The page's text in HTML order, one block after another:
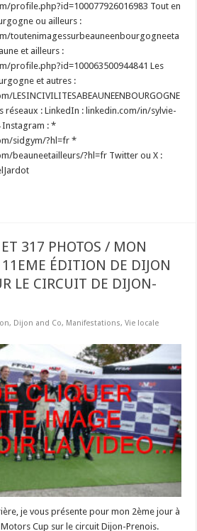
profile.php?id=100077926016983 Tout en
ou ailleurs :
toutenimagessurbeauneenbourgogneeta
et ailleurs :
profile.php?id=100063500944841 Les
et autres :
réseaux : LinkedIn : linkedin.com/in/sylvie-
Instagram : *
sidgym/?hl=fr *
beauneetailleurs/?hl=fr Twitter ou X :
317 PHOTOS / MON
11EME ÉDITION DE DIJON
LE CIRCUIT DE DIJON-
, Dijon and Co, Manifestations,Vie locale
du Néerlandais Klaas Zwart dont il a pris le volant et la Williams FW-33, pilotée par Tristan Gommendy, 13 participations aux 24 heures du Mans dont 3 podiums qui a repris du service sur cette monoplace dont il était le pilote d'essais cette même année. Elles étaient accompagnées par une Prost AP04 apportée pour l’occasion par LRS Formula avec au volant l’organisateur Laurent Vallery-Masson et la AGS SH 04 aux mains du pilote suisse Christian Vaglio-Giors. Samedi et dimanche, à la mi-journée, René Arnoux, 162 courses, 18 pole positions, 22 podiums et 7 victoires en Grands Prix, a pris le volant d’une March 77b F2 de 1977, année de son titre de champion d’Europe de la catégorie. L’occasion pour lui de faire quelques tours sur ce tracé qui lui rappelle ses plus belles heures avec notamment la bataille remarquable avec Gilles Villeneuve lors du Grand Prix F1 de France en 1979 sur ce même circuit. Les plateaux Triumph Competition & British HTGT + Fast Seventies et F2 Classic Interseries ont également eu leur Grid Walk, respectivement samedi et dimanche, pour le plus grand bonheur des spectateurs ayant pris l’option pour s’approcher au plus près de ces voitures de courses. ILS ONT DIT : René Arnoux, Champion d’Europe F2 en 1977 et ex-pilote de F1 : J’aime beaucoup la F1, Dijon et les gens qui ont la même passion que nous. J’aime beaucoup piloter une F2, celle-ci est très bien réglée, c’est agréable comme voiture, c’est léger et puissant. Merci à Laurent et toute son équipe de nous faire des courses historiques de haut niveau. Tristan Gommendy, ancien pilote professionnel : C’est extraordinaire de conduire cette voiture, elle est très bien réglée et met tout de suite en confiance. Ça rappelle de bons souvenirs et finalement ça revient assez vite. Heureusement qu’il y a des organisateurs comme HVM Racing pour permettre à ces voitures de rouler et de se rappeler qu’un V8 ou un V10 il n’y a rien de mieux au monde. LES PODIUMS - Le samedi : - F3 1000cc: 1. Andrew HIBBERD, 2. Peter DE LA ROCHE, 3. Roland FISCHER - Colmore YTCC: 1. Daniel BUECHI, 2. Manfredo ROSSI DI MONTELERA, 3. Marc HAURI - Lurani Trophy Formula Junior: 1. Clive RICHARDS, 2. Manfredo ROSSI DI MONTELERA, 3. Andrew HIBBERD - Lotus Cup Europe: 1. Tamas VIZIN, 2. Paul MARECHAL, 3. Thierry VERHIEST - Time Attack: 1. Tristan GOMMENDY, 2. Klaas Zwart, 3. Christian VAGLIO-GIORS - Triumph Competition & British HTGT + Fast Seventies: 1. Gerd RIJPER, 2. Philippe VERMAST, 3. Hans DE GRAAF - Ferrari Club Deutschland: 1. Thomas VITAL, 2. Holger HARMSEN, 3. Walter Ben DOERRENBERG - F2 Classic Interseries: 1. Alex KAPADIA, 2. Mark CHARTERIS, 3. Laurent VALLERY-MASSON - 300 km de Dijon + SuperSixties : 1. Kennet PERSSON, 2. SAUTTER / NEWALL, 3. Bob STEVENS Le dimanche : - Colmore YTCC: Course 2: 1. Walter HOFFMAN, 2. Marc HAURI, 3. Tim JOOSEN Course 3: 1. Malcolm HARDING, 2. Tim JOOSEN, 3. Manfredo ROSSI DI MONTELERA - Triumph Competition & British HTGT + Fast Seventies: Course 2: 1. Gerd RIJPER, 2. Jan-Willem OOSTERHAGEN, 3. Philippe VERMAST Course 3: 1. Geert BOELS, 2. Jan-Willem OOSTERHAGEN, 3. Freddy VAN SPRUNDEL - Lurani Trophy Formula Junior : 1. Manfredo ROSSI DI MONTELERA, 2. Andrew HIBBERD, 3. Clive RICHARDS - Lotus Cup Europe : 1. Tamas VIZIN, 2. Paul MARECHAL, 3. Thierry VERHIEST - SuperSixties : 1. Kennet PERSSON, 2. DOUGLAS / HAM, 3. Bob STEVENS - F2 Classic Interseries: 1. Alex KAPADIA, 2. Manfredo ROSSI DI MONTELERA, 3. Mark CHARTERIS - F3 1000cc: 1. Peter DE LA ROCHE,2. Andrew HIBBERD, 3. Jonathan SHARP - Ferrari Club Deutschland: 1. Holger HARMSEN, 2. Thomas VITAL, 3. Stefan GOSCH RENDEZ-VOUS L’ANNEE PROCHAINE... Le Dijon Motors Cup 2025 les 3, 4 & 5 octobre. - QUELQUES LIENS : https://www.circuit-dijon-prenois.com/ https://www.hvmracing.fr/fr/17-dijon-motors-cup VOICI LES 317 PHOTOS CI-DESSOUS QUE VOUS POUVEZ RETROUVER ET TELECHARGER GRATUITEMENT EN TAILLE RÉELLE AVEC LE LIEN JOOMEO SUIVANT UNIQUEMENT SUR UN PC… https://public.joomeo.com/albums/6736e78af284f VOUS POUVEZ RETROUVER LES 421 ALBUMS, LES 47 694 PHOTOS DU BLOG ET LES TELECHARGER GRATUITEMENT DEPUIS UN ORDINATEUR EN TAILLE REELLE EN SUIVANT LE LIEN : https://public.joomeo.com/users/sgaudel/albums SUR LE BLOG « BEAUNE ET AILLEURS » VOUS AVEZ 38 PAGES DE REPORTAGES... QUELQUES INFORMATIONS UTILES : "Je suis journaliste reporter accréditée de l'agence de presse WPA New-York depuis mars 2018. (je ne peux pas avoir de carte de presse française car je ne vis pas du blog...) Le blog est entièrement gratuit car je pense que l'info devrait être gratuite pour tout le monde... Je vous remercie pour vos invitations et vos stands gratuits lors de vos manifestations... Mes reportages sont mis en ligne sur mon blog « Beaune et Ailleurs » et relayés sur mes réseaux sociaux. - Vous pouvez me contacter par téléphone au: 07.66.47.93.76 – par mail : sylvie.gaudel@journalist-wpa.com - Adresse du blog : http://beaune-et-ailleurs.fr/ - Les associations « Beaune et Ailleurs » et « Recours 21 » sont en complément du blog pour aider les personnes en situation de handicap, fragilisées et autres et sont basées depuis le 01 AOUT 2022 sur Dijon, Beaune, Marsannay-la-Côte, Chenôve, Chevigny-Saint-Sauveur et Saint-Appolinaire chez des sympathisants que je remercie...qui ont bien voulu héberger mes deux associations. Je remercie les bénévoles qui sont à mes côtés...il n'y a pas de subventions car il n'y a pas de cotisation afin que tout le monde puisse en bénéficier... * Vous pouvez retrouver mes reportages : - Sur mon blog : http://beaune-et-ailleurs.fr/ - Mes vidéos : sur ma chaîne YouTube Beaune et ailleurs* à l’adresse suivante : https://www.youtube.com/channel/UCnr3x7mViq31mRz6h-pPlPg?view_as=subscriber pour télécharger gratuitement les vidéos... Mes albums dans mon espace gratuit JOOMEO: https://private.joomeo.com/users/SylvieGAUDEL-JARDOT/ où vous pouvez télécharger gratuitement toutes les photos...Vous ne pouvez les utiliser officiellement qu'avec mon nom dessus pour le droit à l'image... VOICI LES 59 DOSSIERS QUE VOUS POUVEZ TELECHARGER GRAT